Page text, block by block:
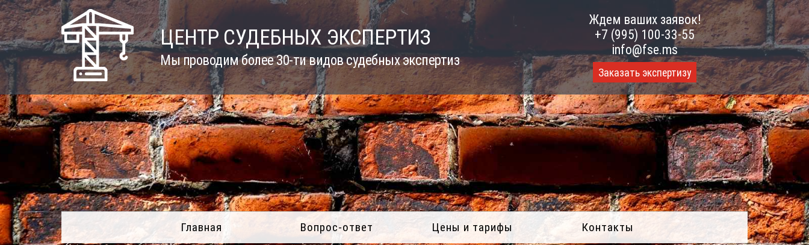
Skip
to
content
ЦЕНТР СУДЕБНЫХ ЭКСПЕРТИЗ
Мы проводим более 30-ти видов судебных экспертиз
Ждем ваших заявок!
+7 (995) 100-33-55
info@fse.ms
Заказать экспертизу
Главная Вопрос-ответ Цены и тарифы Контакты